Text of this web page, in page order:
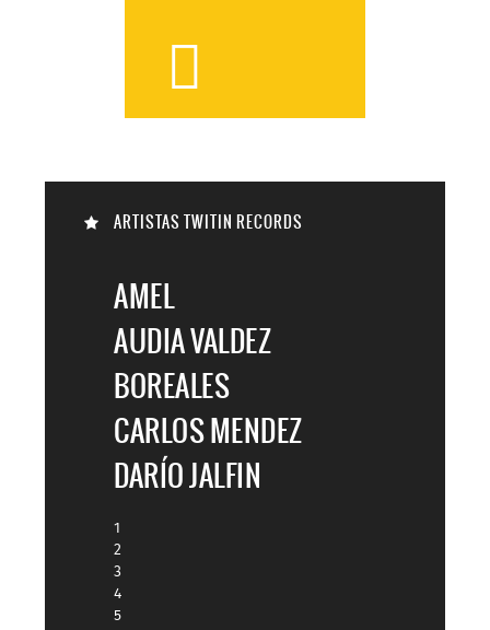



ARTISTAS TWITIN RECORDS
AMEL
AUDIA VALDEZ
BOREALES
CARLOS MENDEZ
DARÍO JALFIN
1
2
3
4
5